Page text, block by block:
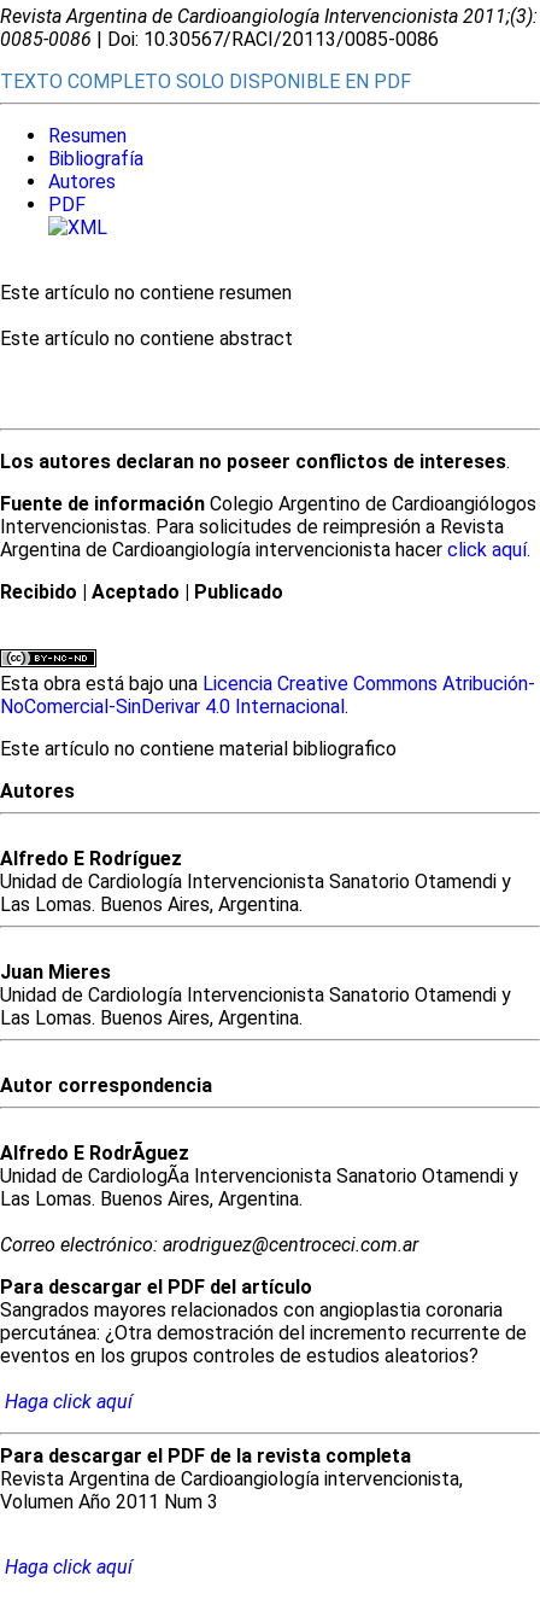
Revista Argentina de Cardioangiologí­a Intervencionista 2011;(3):
0085-0086 | Doi: 10.30567/RACI/20113/0085-0086
TEXTO COMPLETO SOLO DISPONIBLE EN PDF
Resumen
Bibliografía
Autores
PDF
Este artículo no contiene resumen
Este artículo no contiene abstract
Los autores declaran no poseer conflictos de intereses.
Fuente de información Colegio Argentino de Cardioangiólogos
Intervencionistas. Para solicitudes de reimpresión a Revista
Argentina de Cardioangiología intervencionista hacer click aquí.
Recibido
| Aceptado | Publicado
Esta obra está bajo una Licencia Creative Commons Atribución-
NoComercial-SinDerivar 4.0 Internacional .
Este artículo no contiene material bibliografico
Autores
Alfredo E Rodríguez
Unidad de Cardiología Intervencionista Sanatorio Otamendi y
Las Lomas. Buenos Aires, Argentina.
Juan Mieres
Unidad de Cardiología Intervencionista Sanatorio Otamendi y
Las Lomas. Buenos Aires, Argentina.
Autor correspondencia
Alfredo E RodrÃ­guez
Unidad de CardiologÃ­a Intervencionista Sanatorio Otamendi y
Las Lomas. Buenos Aires, Argentina.
Correo electrónico: arodriguez@centroceci.com.ar
Para descargar el PDF del artículo
Sangrados mayores relacionados con angioplastia coronaria
percutánea: ¿Otra demostración del incremento recurrente de
eventos en los grupos controles de estudios aleatorios?
Haga click aquí
Para descargar el PDF de la revista completa
Revista Argentina de Cardioangiología intervencionista,
Volumen Año 2011 Num 3
Haga click aquí